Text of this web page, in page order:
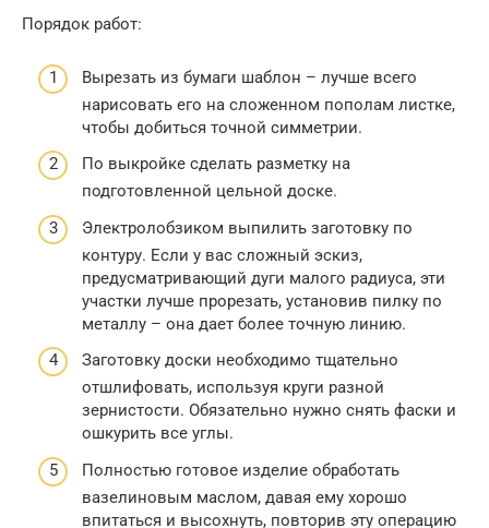
Порядок работ:
Вырезать из бумаги шаблон – лучше всего
нарисовать его на сложенном пополам листке,
чтобы добиться точной симметрии.
По выкройке сделать разметку на
подготовленной цельной доске.
Электролобзиком выпилить заготовку по
контуру. Если у вас сложный эскиз,
предусматривающий дуги малого радиуса, эти
участки лучше прорезать, установив пилку по
металлу – она дает более точную линию.
Заготовку доски необходимо тщательно
отшлифовать, используя круги разной
зернистости. Обязательно нужно снять фаски и
ошкурить все углы.
Полностью готовое изделие обработать
вазелиновым маслом, давая ему хорошо
впитаться и высохнуть, повторив эту операцию